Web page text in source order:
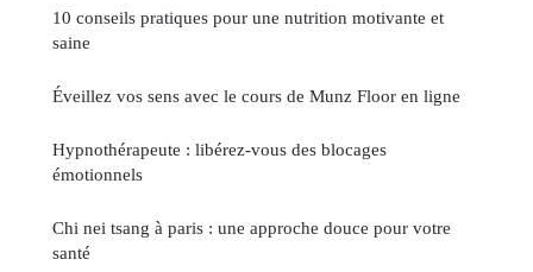
10 conseils pratiques pour une nutrition motivante et
saine
Éveillez vos sens avec le cours de Munz Floor en ligne
Hypnothérapeute : libérez-vous des blocages
émotionnels
Chi nei tsang à paris : une approche douce pour votre
santé